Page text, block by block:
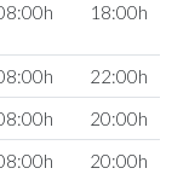
18:00h
22:00h
20:00h
20:00h